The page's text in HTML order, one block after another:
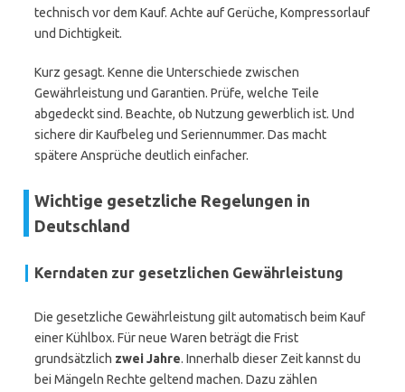
technisch vor dem Kauf. Achte auf Gerüche, Kompressorlauf
und Dichtigkeit.
Kurz gesagt. Kenne die Unterschiede zwischen
Gewährleistung und Garantien. Prüfe, welche Teile
abgedeckt sind. Beachte, ob Nutzung gewerblich ist. Und
sichere dir Kaufbeleg und Seriennummer. Das macht
spätere Ansprüche deutlich einfacher.
Wichtige gesetzliche Regelungen in
Deutschland
Kerndaten zur gesetzlichen Gewährleistung
Die gesetzliche Gewährleistung gilt automatisch beim Kauf
einer Kühlbox. Für neue Waren beträgt die Frist
grundsätzlich zwei Jahre. Innerhalb dieser Zeit kannst du
bei Mängeln Rechte geltend machen. Dazu zählen